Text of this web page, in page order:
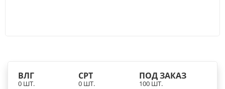
ВЛГ
0 ШТ.
СРТ
0 ШТ.
ПОД ЗАКАЗ
100 ШТ.